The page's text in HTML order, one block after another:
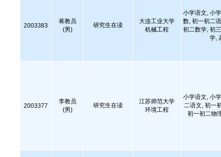
2003383
蒋教员
(男)
研究生在读
大连工业大学
机械工程
小学语文, 小
数, 初一初二
初二数学, 初
学,
2003377
李教员
(男)
研究生在读
江苏师范大学
环境工程
小学语文, 小
二语文, 初一
初一初二物